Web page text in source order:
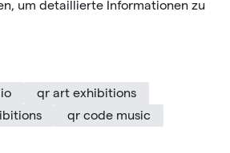
um detaillierte Informationen zu
qr art exhibitions
qr code music